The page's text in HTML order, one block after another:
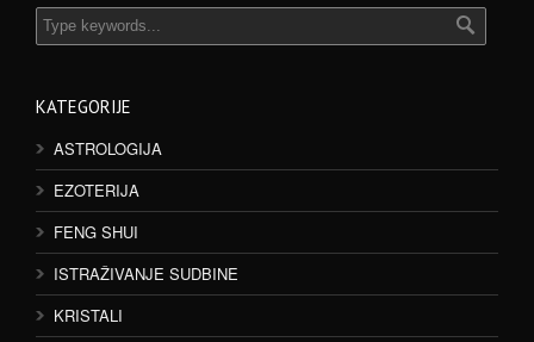
KATEGORIJE
ASTROLOGIJA
EZOTERIJA
FENG SHUI
ISTRAŽIVANJE SUDBINE
KRISTALI